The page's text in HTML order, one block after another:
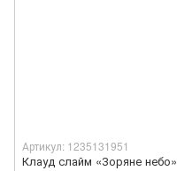
Артикул: 1235131951
Клауд слайм «Зоряне небо»